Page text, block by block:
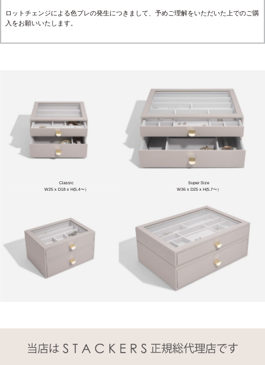
ロットチェンジによる色ブレの発生につきまして、予めご理解をいただいた上でのご購
入をお願いいたします。
Classic
W25 x D18 x H(5.4〜）
Super Size
W36 x D25 x H(5.7〜）